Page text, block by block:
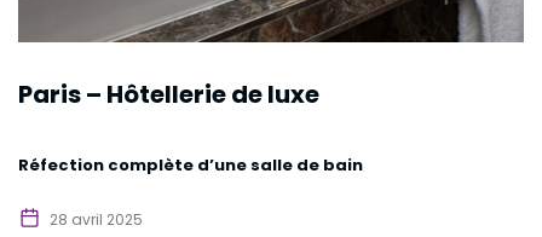
Paris – Hôtellerie de luxe
Réfection complète d’une salle de bain
28 avril 2025